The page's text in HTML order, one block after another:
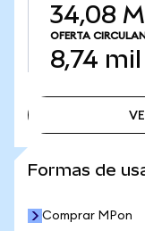
34,08
OFERTA
8,74 mil
Formas de
Comprar MPon